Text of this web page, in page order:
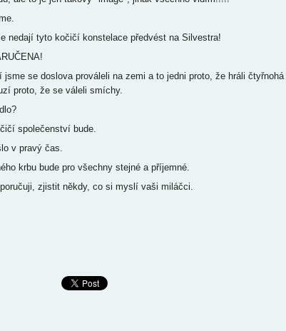
nedají tyto kočičí konstelace předvést na Silvestra!
jsme se doslova prováleli na zemi a to jedni proto, že hráli čtyřnohá
proto, že se váleli smíchy.
společenství bude.
v pravý čas.
krbu bude pro všechny stejné a příjemné.
zjistit někdy, co si myslí vaši miláčci.